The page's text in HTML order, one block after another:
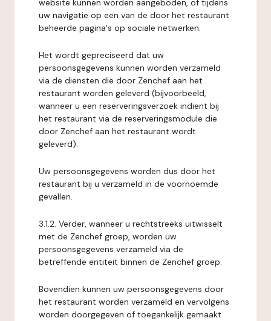
website kunnen worden aangeboden, of tijdens
uw navigatie op een van de door het restaurant
beheerde pagina's op sociale netwerken.
Het wordt gepreciseerd dat uw
persoonsgegevens kunnen worden verzameld
via de diensten die door Zenchef aan het
restaurant worden geleverd (bijvoorbeeld,
wanneer u een reserveringsverzoek indient bij
het restaurant via de reserveringsmodule die
door Zenchef aan het restaurant wordt
geleverd).
Uw persoonsgegevens worden dus door het
restaurant bij u verzameld in de voornoemde
gevallen.
3.1.2. Verder, wanneer u rechtstreeks uitwisselt
met de Zenchef groep, worden uw
persoonsgegevens verzameld via de
betreffende entiteit binnen de Zenchef groep.
Bovendien kunnen uw persoonsgegevens door
het restaurant worden verzameld en vervolgens
worden doorgegeven of toegankelijk gemaakt